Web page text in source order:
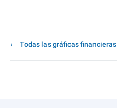
Todas las gráficas financieras